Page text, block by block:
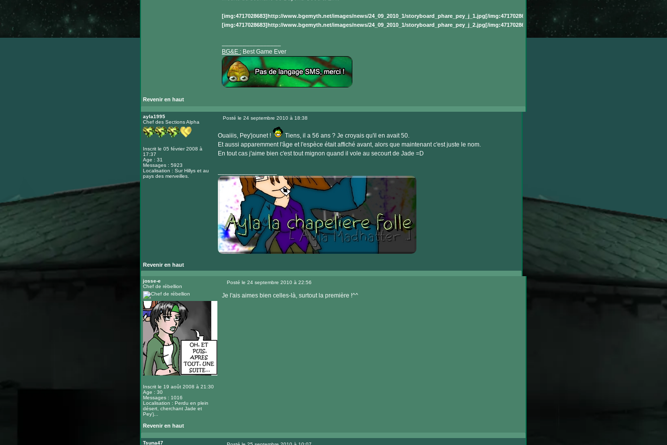
[img:4717028683]http://www.bgemyth.net/images/news/24_09_2010_1/storyboard_phare_pey_j_1.jpg[/img:4717028683]
[img:4717028683]http://www.bgemyth.net/images/news/24_09_2010_1/storyboard_phare_pey_j_2.jpg[/img:4717028683]
BG&E :Best Game Ever
Revenir en haut
le
site
ayla1995
Chef des Sections Alpha
Inscrit le 05 février 2008 à
17:37
Age : 31
Messages : 5923
Localisation : Sur Hillys et au
pays des merveilles.
Posté le 24 septembre 2010 à 18:38
Ouaiiis, Pey'jounet !
Tiens, il a 56 ans ? Je croyais qu'il en avait 50.
Et aussi apparemment l'âge et l'espèce était affiché avant, alors que maintenant c'est juste le nom.
En tout cas j'aime bien c'est tout mignon quand il vole au secourt de Jade =D
Revenir en haut
Visiter
site
josse-e
Chef de rébellion
Inscrit le 19 août 2008 à 21:30
Age : 30
Messages : 1016
Localisation : Perdu en plein
désert, cherchant Jade et
Pey'j...
Posté le 24 septembre 2010 à 22:56
Je l'ais aimes bien celles-là, surtout la première !^^
Revenir en haut
Tsuna47